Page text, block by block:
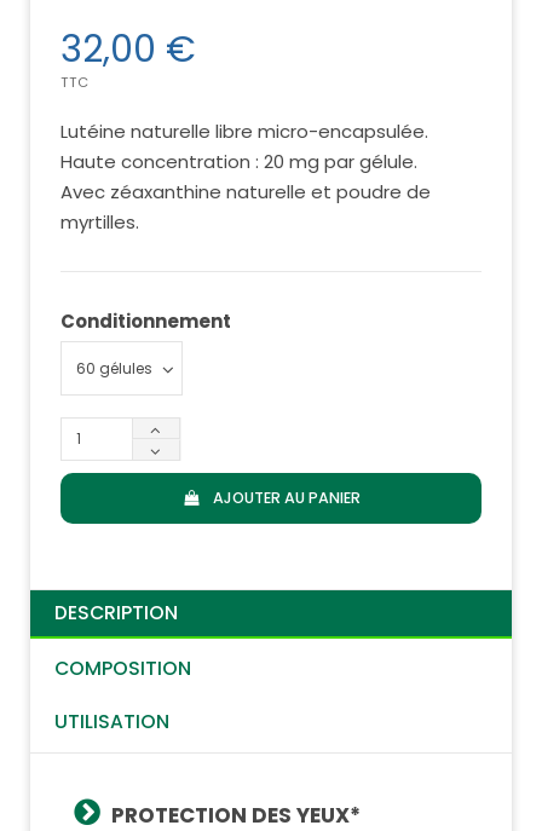
32,00 €
TTC
Lutéine naturelle libre micro-encapsulée.
Haute concentration : 20 mg par gélule.
Avec zéaxanthine naturelle et poudre de
myrtilles.
Conditionnement
AJOUTER AU PANIER
DESCRIPTION
COMPOSITION
UTILISATION
PROTECTION DES YEUX*